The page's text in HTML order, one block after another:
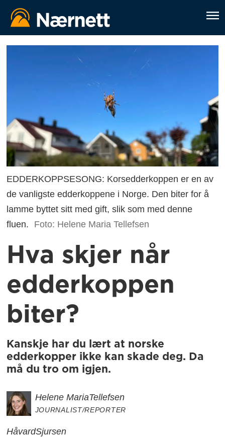
EDDERKOPPSESONG: Korsedderkoppen er en av
de vanligste edderkoppene i Norge. Den biter for å
lamme byttet sitt med gift, slik som med denne
fluen.
Foto: Helene Maria Tellefsen
Hva skjer når
edderkoppen
biter?
Kanskje har du lært at norske
edderkopper ikke kan skade deg. Da
må du tro om igjen.
Helene MariaTellefsen
JOURNALIST/REPORTER
HåvardSjursen